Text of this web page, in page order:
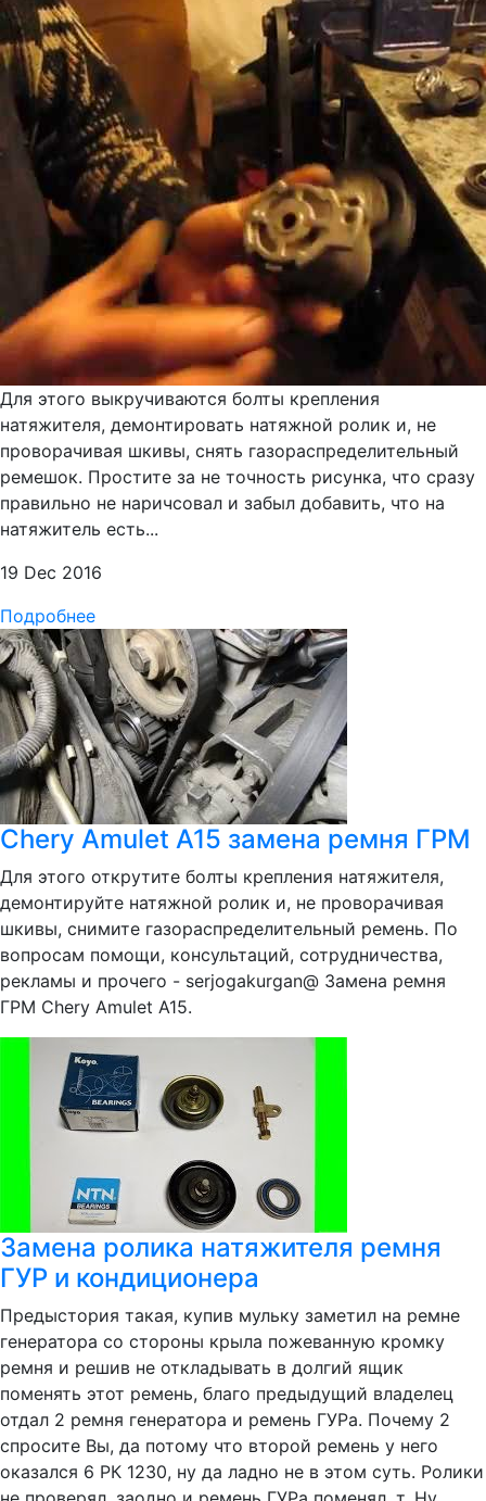
Для этого выкручиваются болты крепления
натяжителя, демонтировать натяжной ролик и, не
проворачивая шкивы, снять газораспределительный
ремешок. Простите за не точность рисунка, что сразу
правильно не наричсовал и забыл добавить, что на
натяжитель есть...
19 Dec 2016
Подробнее
Chery Amulet А15 замена ремня ГРМ
Для этого открутите болты крепления натяжителя,
демонтируйте натяжной ролик и, не проворачивая
шкивы, снимите газораспределительный ремень. По
вопросам помощи, консультаций, сотрудничества,
рекламы и прочего - serjogakurgan@ Замена ремня
ГРМ Chery Amulet А15.
Замена ролика натяжителя ремня
ГУР и кондиционера
Предыстория такая, купив мульку заметил на ремне
генератора со стороны крыла пожеванную кромку
ремня и решив не откладывать в долгий ящик
поменять этот ремень, благо предыдущий владелец
отдал 2 ремня генератора и ремень ГУРа. Почему 2
спросите Вы, да потому что второй ремень у него
оказался 6 РК 1230, ну да ладно не в этом суть. Ролики